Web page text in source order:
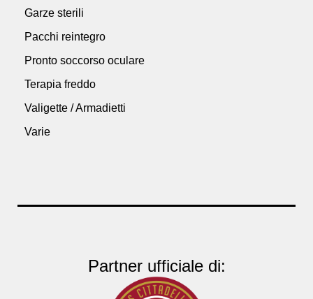
Garze sterili
Pacchi reintegro
Pronto soccorso oculare
Terapia freddo
Valigette / Armadietti
Varie
Partner ufficiale di: